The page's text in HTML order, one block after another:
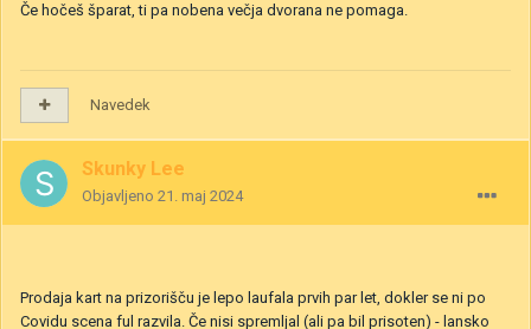
Če hočeš šparat, ti pa nobena večja dvorana ne pomaga.
Navedek
Skunky Lee
Objavljeno 21. maj 2024
Prodaja kart na prizorišču je lepo laufala prvih par let, dokler se ni po
Covidu scena ful razvila. Če nisi spremljal (ali pa bil prisoten) - lansko